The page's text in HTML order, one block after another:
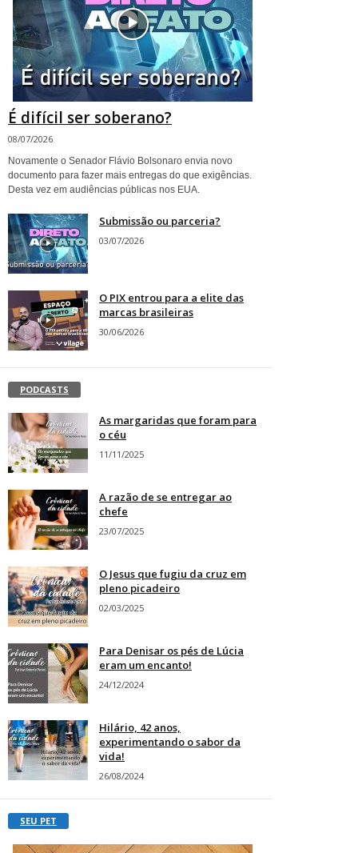
É difícil ser soberano?
08/07/2026
Novamente o Senador Flávio Bolsonaro envia novo
documento para fazer mais entregas do que exigências.
Desta vez em audiências públicas nos EUA.
Submissão ou parceria?
03/07/2026
O PIX entrou para a elite das
marcas brasileiras
30/06/2026
PODCASTS
As margaridas que foram para
o céu
11/11/2025
A razão de se entregar ao
chefe
23/07/2025
O Jesus que fugiu da cruz em
pleno picadeiro
02/03/2025
Para Denisar os pés de Lúcia
eram um encanto!
24/12/2024
Hilário, 42 anos,
experimentando o sabor da
vida!
26/08/2024
SEU PET